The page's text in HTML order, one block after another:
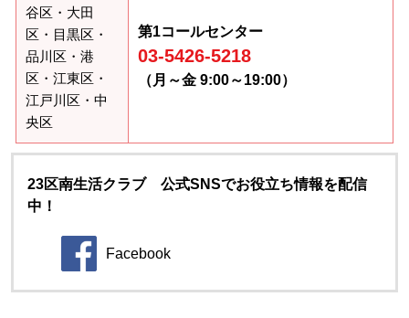
谷区・大田
区・目黒区・
品川区・港
区・江東区・
江戸川区・中
央区
第1コールセンター
03-5426-5218
（月～金 9:00～19:00）
23区南生活クラブ 公式SNSでお役立ち情報を配信
中！
Facebook
別のウィンドウで開きます。